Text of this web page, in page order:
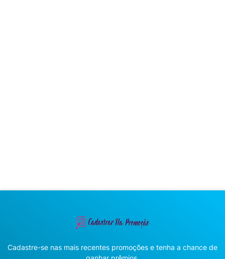
Cadastre-se nas mais recentes promoções e tenha a chance de